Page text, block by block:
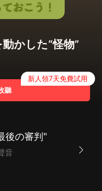
かした“怪物”
聽
新人領7天免費試用
後の審判"
音